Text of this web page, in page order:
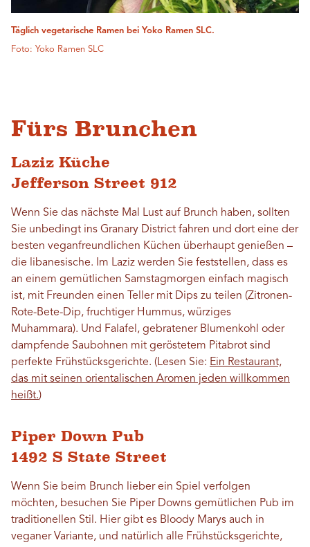
Täglich vegetarische Ramen bei Yoko Ramen SLC.
Foto: Yoko Ramen SLC
Fürs Brunchen
Laziz Küche
Jefferson Street 912
Wenn Sie das nächste Mal Lust auf Brunch haben, sollten
Sie unbedingt ins Granary District fahren und dort eine der
besten veganfreundlichen Küchen überhaupt genießen –
die libanesische. Im Laziz werden Sie feststellen, dass es
an einem gemütlichen Samstagmorgen einfach magisch
ist, mit Freunden einen Teller mit Dips zu teilen (Zitronen-
Rote-Bete-Dip, fruchtiger Hummus, würziges
Muhammara). Und Falafel, gebratener Blumenkohl oder
dampfende Saubohnen mit geröstetem Pitabrot sind
perfekte Frühstücksgerichte. (Lesen Sie: Ein Restaurant,
das mit seinen orientalischen Aromen jeden willkommen
heißt.)
Piper Down Pub
1492 S State Street
Wenn Sie beim Brunch lieber ein Spiel verfolgen
möchten, besuchen Sie Piper Downs gemütlichen Pub im
traditionellen Stil. Hier gibt es Bloody Marys auch in
veganer Variante, und natürlich alle Frühstücksgerichte,